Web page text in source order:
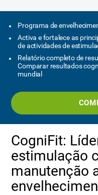
Programa de
Activa e fortalece as
de actividades de
Relatório completo de
Comparar resultados
mundial
CogniFit:
estimulação
manutenção